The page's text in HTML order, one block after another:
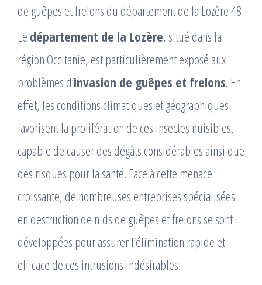
Le département de la Lozère, situé dans la
région Occitanie, est particulièrement exposé aux
problèmes d’invasion de guêpes et frelons. En
effet, les conditions climatiques et géographiques
favorisent la prolifération de ces insectes nuisibles,
capable de causer des dégâts considérables ainsi que
des risques pour la santé. Face à cette menace
croissante, de nombreuses entreprises spécialisées
en destruction de nids de guêpes et frelons se sont
développées pour assurer l’élimination rapide et
efficace de ces intrusions indésirables.